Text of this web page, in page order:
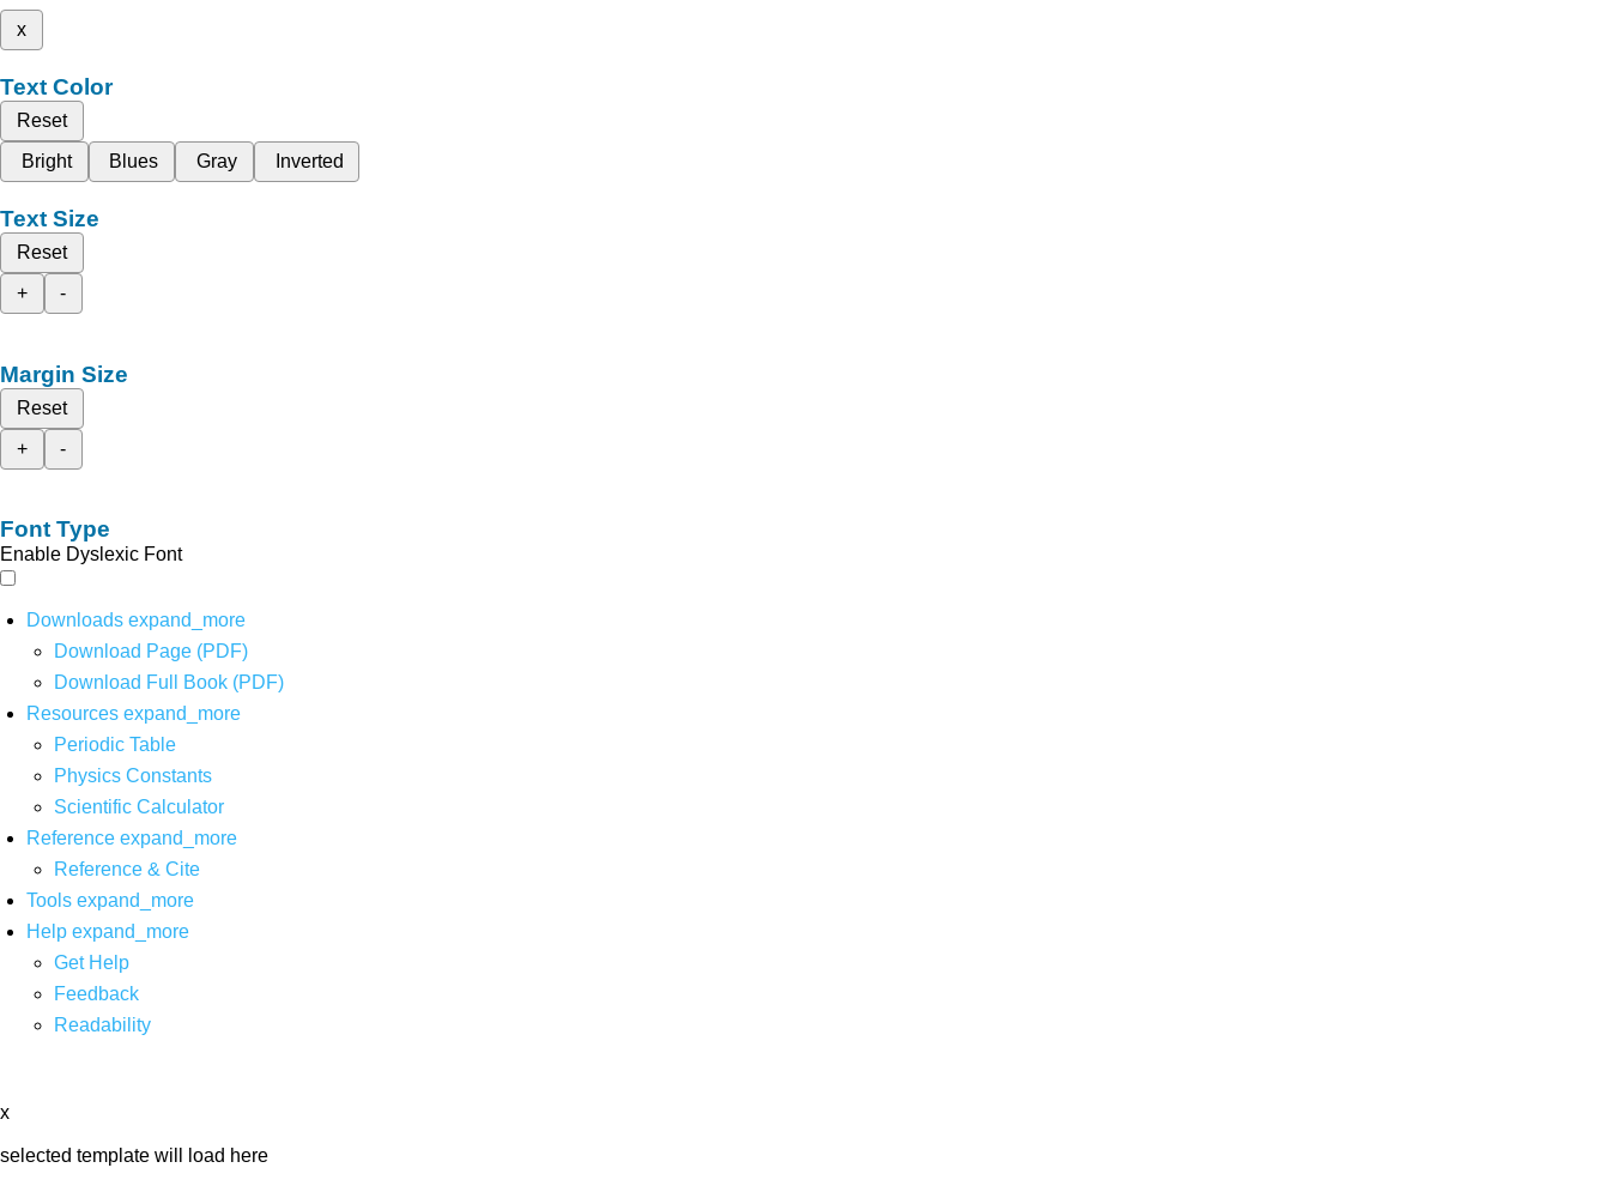
x
Text Color
Reset
Bright
Blues Gray Inverted
Text Size
Reset
+
-
Margin Size
Reset
+
-
Font Type
Enable Dyslexic Font
Downloads expand_more
Download Page (PDF)
Download Full Book (PDF)
Resources expand_more
Periodic Table
Physics Constants
Scientific Calculator
Reference expand_more
Reference & Cite
Tools expand_more
Help expand_more
Get Help
Feedback
Readability
x
selected template will load here